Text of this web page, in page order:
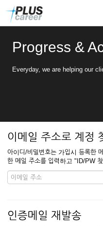
Progress &
Everyday, we are helping our
이메일 주소로 계정
아이디/비밀번호는 가입시 등록한
한 메일 주소를 입력하고 "ID/PW
인증메일 재발송